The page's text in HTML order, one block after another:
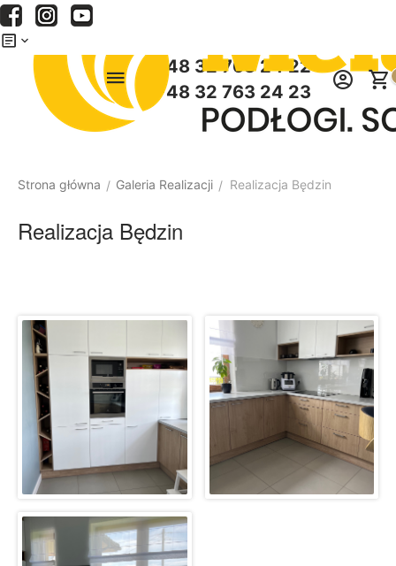
+48 32 763 24 22
+48 32 763 24 23
Strona główna / Galeria Realizacji / Realizacja Będzin
Realizacja Będzin